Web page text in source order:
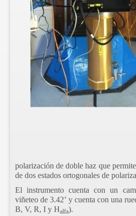
polarización de doble haz que
de dos estados ortogonales de
El instrumento cuenta con un
viñeteo de 3.42’ y cuenta con una
B, V, R, I y Halfa).